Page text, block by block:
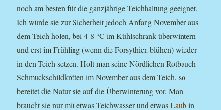
noch am besten für die ganzjährige Teichhaltung geeignet.
Ich würde sie zur Sicherheit jedoch Anfang November aus
dem Teich holen, bei 4-8 °C im Kühlschrank überwintern
und erst im Frühling (wenn die Forsythien blühen) wieder
in den Teich setzen. Holt man seine Nördlichen Rotbauch-
Schmuckschildkröten im November aus dem Teich, so
bereitet die Natur sie auf die Überwinterung vor. Man
braucht sie nur mit etwas Teichwasser und etwasLaubin